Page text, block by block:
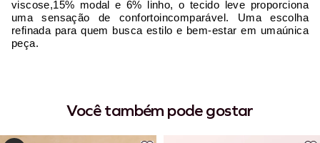
viscose,15% modal e 6% linho, o tecido leve proporciona
uma sensação de confortoincomparável. Uma escolha
refinada para quem busca estilo e bem-estar em umaúnica
peça.
Você também pode gostar